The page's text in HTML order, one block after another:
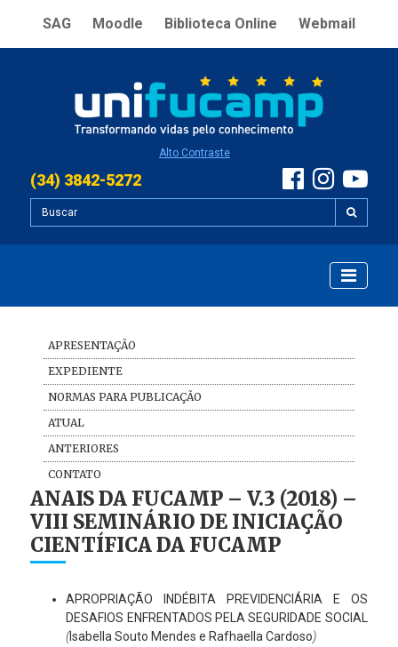
SAG Moodle Biblioteca Online Webmail
Alto Contraste
(34) 3842-5272
APRESENTAÇÃO
EXPEDIENTE
NORMAS PARA PUBLICAÇÃO
ATUAL
ANTERIORES
CONTATO
ANAIS DA FUCAMP – V.3 (2018) –
VIII SEMINÁRIO DE INICIAÇÃO
CIENTÍFICA DA FUCAMP
APROPRIAÇÃO INDÉBITA PREVIDENCIÁRIA E OS
DESAFIOS ENFRENTADOS PELA SEGURIDADE SOCIAL
(Isabella Souto Mendes e Rafhaella Cardoso)